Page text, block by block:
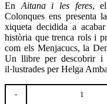
En Aitana i les feres, el
Colonques ens presenta
xiqueta decidida a
història que trenca rols i
com els Menjacucs, la
Un llibre per descobrir i
il·lustrades per Helga
quantitat